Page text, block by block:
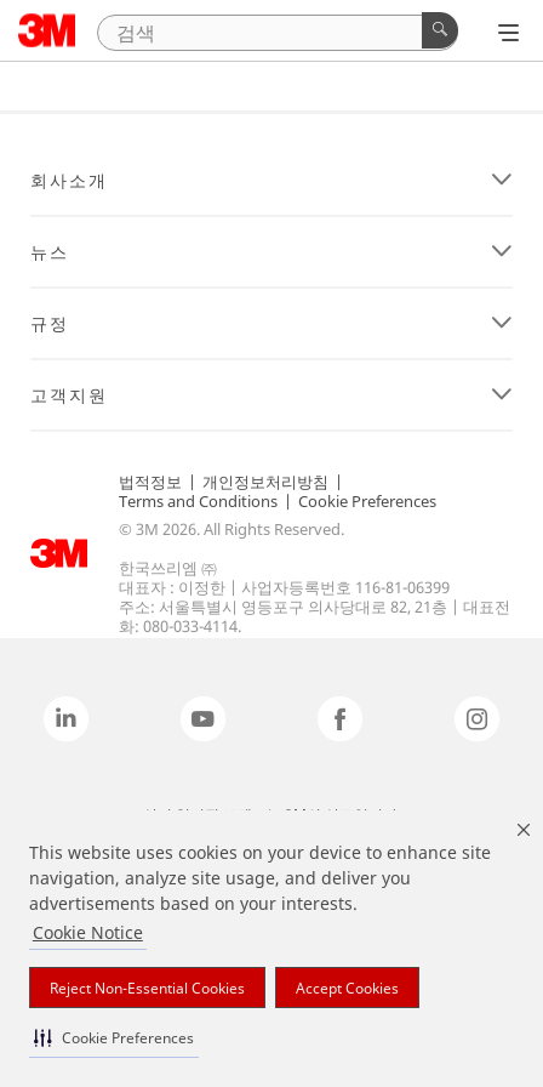
This website uses cookies on your device to enhance site
navigation, analyze site usage, and deliver you
advertisements based on your interests.
Cookie Notice
Reject Non-Essential Cookies Accept Cookies
Cookie Preferences
회사소개
뉴스
규정
고객지원
법적정보 | 개인정보처리방침 |
Terms and Conditions | Cookie Preferences
© 3M 2026. All Rights Reserved.
한국쓰리엠 ㈜
대표자 : 이정한 | 사업자등록번호 116-81-06399
주소: 서울특별시 영등포구 의사당대로 82, 21층 | 대표전
화: 080-033-4114.
상기 열거된 브랜드는 3M의 상표입니다.